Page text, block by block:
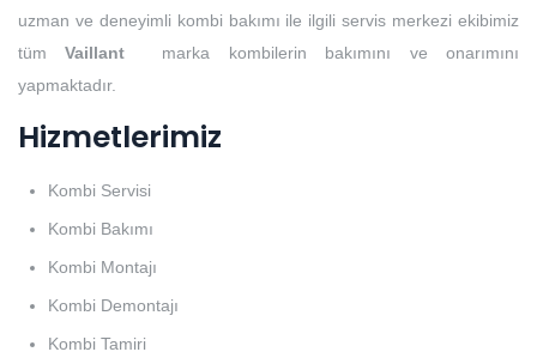
uzman ve deneyimli kombi bakımı ile ilgili servis merkezi ekibimiz
tümVaillant marka kombilerin bakımını ve onarımını
yapmaktadır.
Hizmetlerimiz
Kombi Servisi
Kombi Bakımı
Kombi Montajı
Kombi Demontajı
Kombi Tamiri